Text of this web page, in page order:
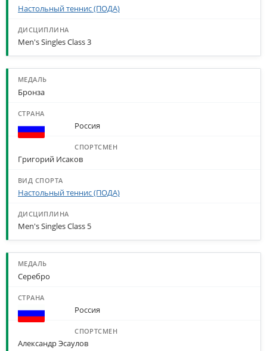
Настольный теннис (ПОДА)
Men's Singles Class 3
Бронза
Россия
Григорий Исаков
Настольный теннис (ПОДА)
Men's Singles Class 5
Серебро
Россия
Александр Эсаулов